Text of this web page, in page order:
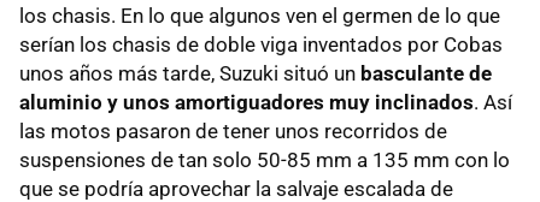
los chasis. En lo que algunos ven el germen de lo que
serían los chasis de doble viga inventados por Cobas
unos años más tarde, Suzuki situó un basculante de
aluminio y unos amortiguadores muy inclinados. Así
las motos pasaron de tener unos recorridos de
suspensiones de tan solo 50-85 mm a 135 mm con lo
que se podría aprovechar la salvaje escalada de